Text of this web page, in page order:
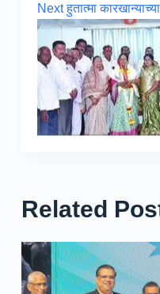
Nextहुतात्मा
Related